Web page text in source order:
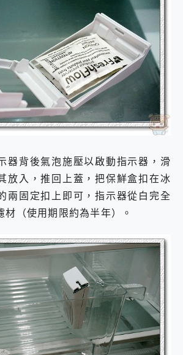
器背後氣泡施壓以啟動指示器，滑
放入，推回上蓋，把保鮮盒扣在冰
兩固定扣上即可，指示器從白完全
（使用期限約為半年）。